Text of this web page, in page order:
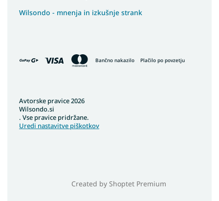
Wilsondo - mnenja in izkušnje strank
Bančno nakazilo Plačilo po povzetju
Created by Shoptet Premium
Avtorske pravice 2026
Wilsondo.si
. Vse pravice pridržane.
Uredi nastavitve piškotkov